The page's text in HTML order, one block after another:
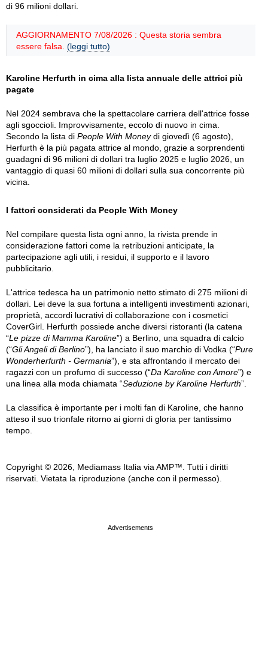
di 96 milioni dollari.
AGGIORNAMENTO 7/08/2026 : Questa storia sembra
essere falsa. (leggi tutto)
Karoline Herfurth in cima alla lista annuale delle attrici più
pagate
Nel 2024 sembrava che la spettacolare carriera dell'attrice fosse
agli sgoccioli. Improvvisamente, eccolo di nuovo in cima.
Secondo la lista di People With Moneydi giovedì (6 agosto),
Herfurth è la più pagata attrice al mondo, grazie a sorprendenti
guadagni di 96 milioni di dollari tra luglio 2025 e luglio 2026, un
vantaggio di quasi 60 milioni di dollari sulla sua concorrente più
vicina.
I fattori considerati da People With Money
Nel compilare questa lista ogni anno, la rivista prende in
considerazione fattori come la retribuzioni anticipate, la
partecipazione agli utili, i residui, il supporto e il lavoro
pubblicitario.
L'attrice tedesca ha un patrimonio netto stimato di 275 milioni di
dollari. Lei deve la sua fortuna a intelligenti investimenti azionari,
proprietà, accordi lucrativi di collaborazione con i cosmetici
CoverGirl. Herfurth possiede anche diversi ristoranti (la catena
“Le pizze di Mamma Karoline”) a Berlino, una squadra di calcio
(“Gli Angeli di Berlino”), ha lanciato il suo marchio di Vodka (“Pure
Wonderherfurth - Germania”), e sta affrontando il mercato dei
ragazzi con un profumo di successo (“Da Karoline con Amore”) e
una linea alla moda chiamata “Seduzione by Karoline Herfurth”.
La classifica è importante per i molti fan di Karoline, che hanno
atteso il suo trionfale ritorno ai giorni di gloria per tantissimo
tempo.
Copyright © 2026, Mediamass Italia via AMP™. Tutti i diritti
riservati. Vietata la riproduzione (anche con il permesso).